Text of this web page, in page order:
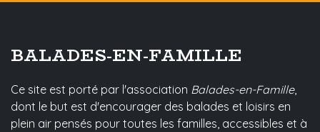
BALADES-EN-FAMILLE
Ce site est porté par l'association Balades-en-Famille,
dont le but est d'encourager des balades et loisirs en
plein air pensés pour toutes les familles, accessibles et à